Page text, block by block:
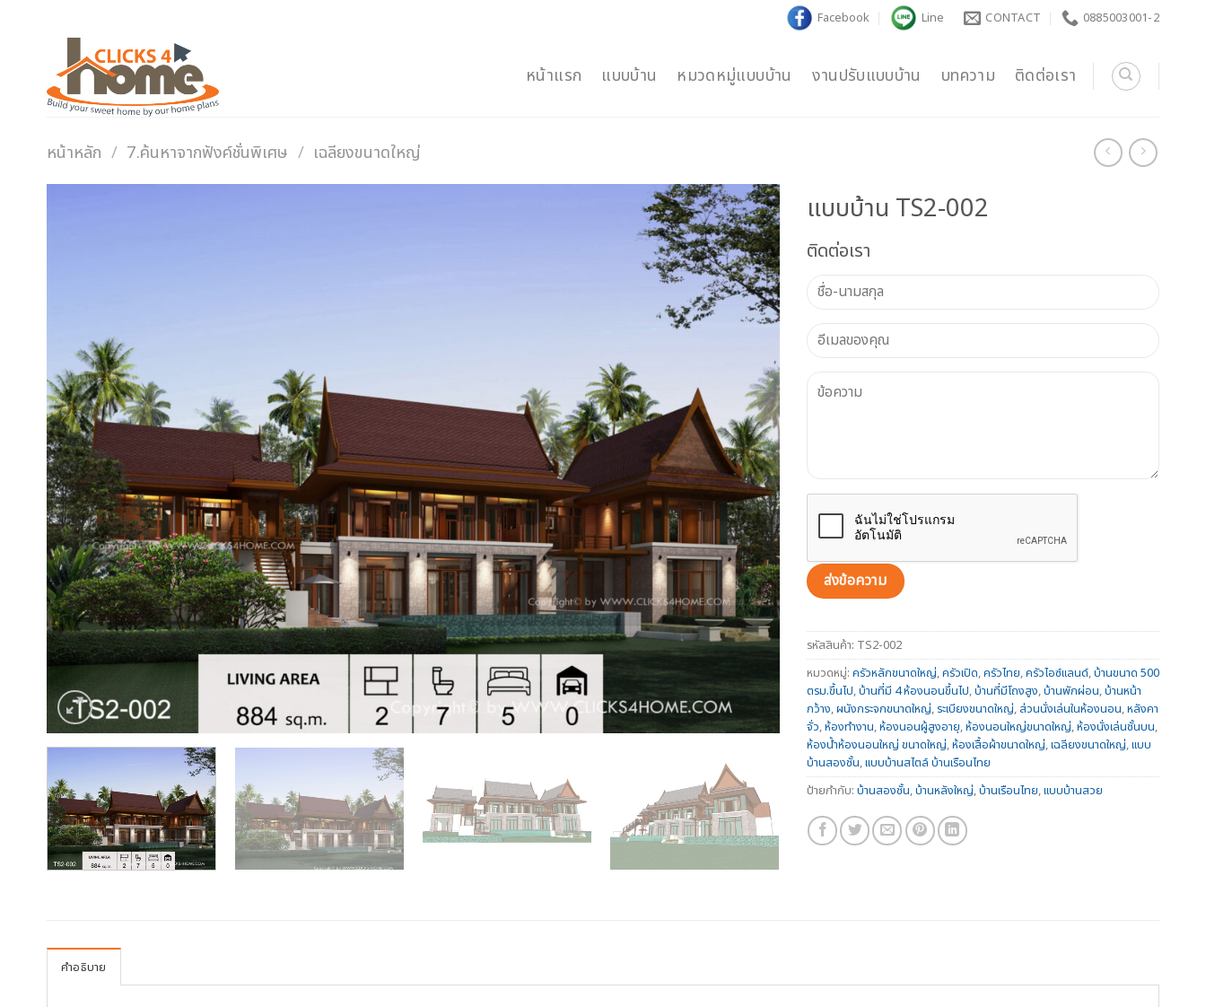
Facebook Line CONTACT 0885003001-2
หน้าแรก แบบบ้าน หมวดหมู่แบบบ้าน งานปรับแบบบ้าน บทความ ติดต่อเรา
หน้าหลัก / 7.ค้นหาจากฟังค์ชั่นพิเศษ / เฉลียงขนาดใหญ่
แบบบ้าน TS2-002
ติดต่อเรา
รหัสสินค้า: TS2-002
หมวดหมู่: ครัวหลักขนาดใหญ่,ครัวเปิด,ครัวไทย,ครัวไอซ์แลนด์,บ้านขนาด 500
ตรม.ขึ้นไป,บ้านที่มี 4 ห้องนอนขึ้นไป,บ้านที่มีโถงสูง,บ้านพักผ่อน,บ้านหน้า
กว้าง,ผนังกระจกขนาดใหญ่,ระเบียงขนาดใหญ่, ส่วนนั่งเล่นในห้องนอน,หลังคา
จั่ว,ห้องทำงาน,ห้องนอนผู้สูงอายุ,ห้องนอนใหญ่ขนาดใหญ่,ห้องนั่งเล่นชั้นบน,
ห้องน้ำห้องนอนใหญ่ ขนาดใหญ่,ห้องเสื้อผ้าขนาดใหญ่,เฉลียงขนาดใหญ่,แบบ
บ้านสองชั้น,แบบบ้านสไตล์ บ้านเรือนไทย
ป้ายกำกับ: บ้านสองชั้น,บ้านหลังใหญ่,บ้านเรือนไทย,แบบบ้านสวย
คำอธิบาย